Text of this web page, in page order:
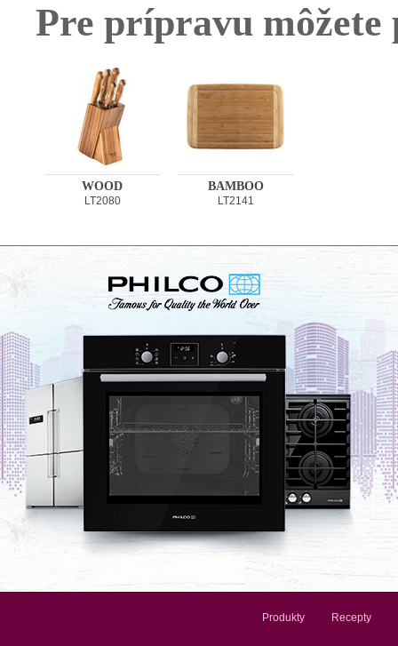
Pre prípravu
WOOD
LT2080
BAMBOO
LT2141
Produkty Recepty